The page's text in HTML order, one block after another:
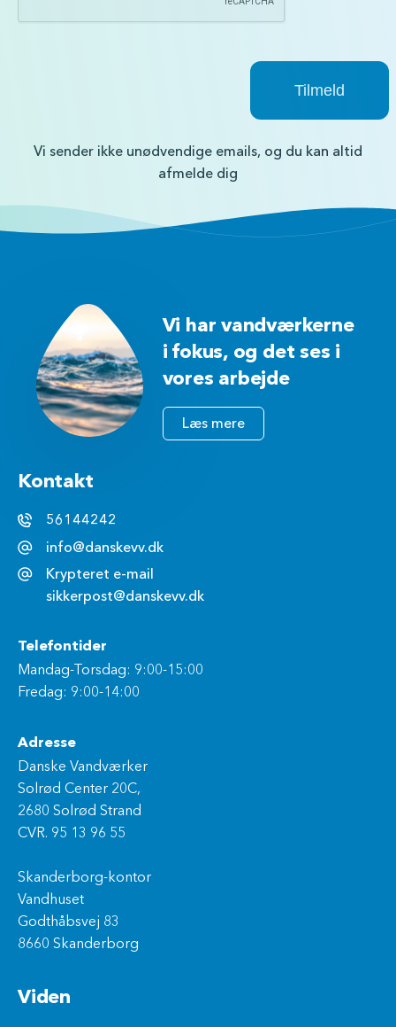
Vi sender ikke unødvendige emails, og du kan altid
afmelde dig
Vi har vandværkerne
i fokus, og det ses i
vores arbejde
Læs mere
Kontakt
56144242
info@danskevv.dk
Krypteret e-mail
sikkerpost@danskevv.dk
Telefontider
Mandag-Torsdag: 9:00-15:00
Fredag: 9:00-14:00
Adresse
Danske Vandværker
Solrød Center 20C,
2680 Solrød Strand
CVR. 95 13 96 55
Skanderborg-kontor
Vandhuset
Godthåbsvej 83
8660 Skanderborg
Viden